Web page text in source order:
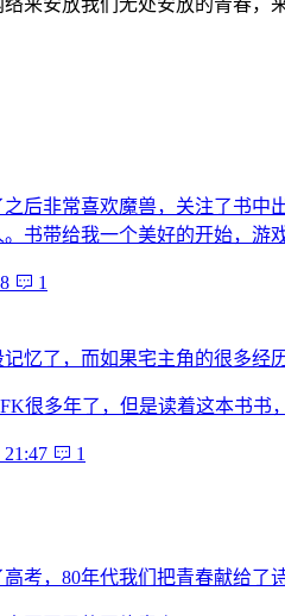
来安放我们无处安放的青春，
后非常喜欢魔兽，关注了书
书带给我一个美好的开始，游
1
忆了，而如果宅主角的很多经
很多年了，但是读着这本书书
1
考，80年代我们把青春献给了